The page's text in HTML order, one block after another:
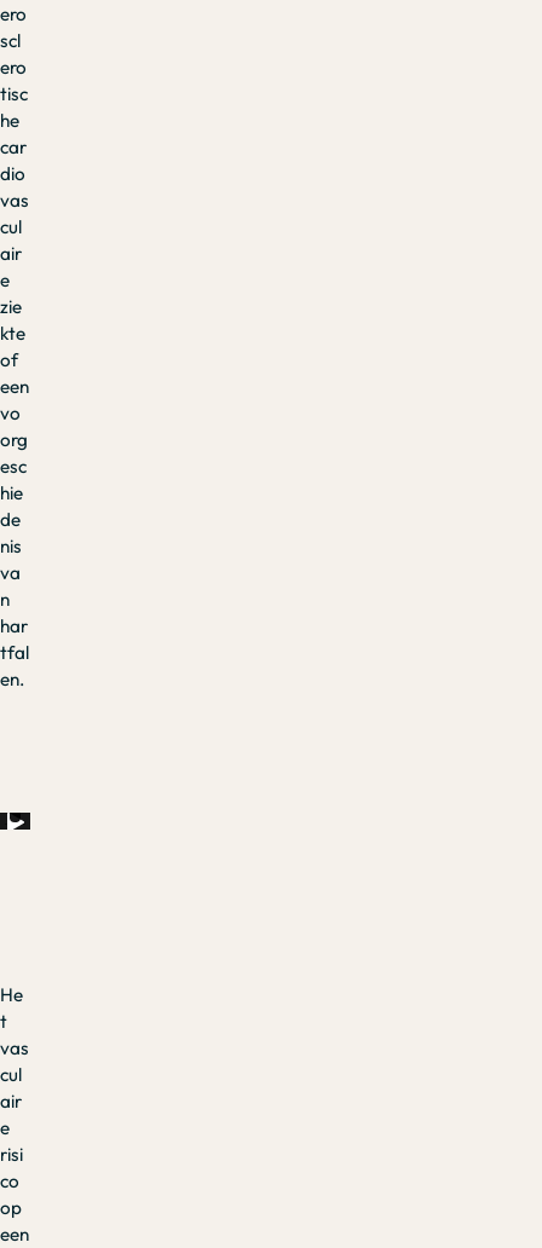
ero
scl
ero
tisc
he
car
dio
vas
cul
air
e
zie
kte
of
een
vo
org
esc
hie
de
nis
va
n
har
tfal
en.
He
t
vas
cul
air
e
risi
co
op
een